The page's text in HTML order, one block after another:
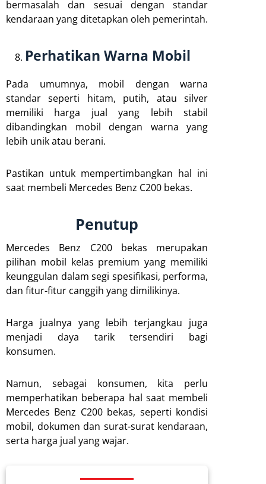
bermasalah dan sesuai dengan standar
kendaraan yang ditetapkan oleh pemerintah.
Perhatikan Warna Mobil
Pada umumnya, mobil dengan warna
standar seperti hitam, putih, atau silver
memiliki harga jual yang lebih stabil
dibandingkan mobil dengan warna yang
lebih unik atau berani.
Pastikan untuk mempertimbangkan hal ini
saat membeli Mercedes Benz C200 bekas.
Penutup
Mercedes Benz C200 bekas merupakan
pilihan mobil kelas premium yang memiliki
keunggulan dalam segi spesifikasi, performa,
dan fitur-fitur canggih yang dimilikinya.
Harga jualnya yang lebih terjangkau juga
menjadi daya tarik tersendiri bagi
konsumen.
Namun, sebagai konsumen, kita perlu
memperhatikan beberapa hal saat membeli
Mercedes Benz C200 bekas, seperti kondisi
mobil, dokumen dan surat-surat kendaraan,
serta harga jual yang wajar.